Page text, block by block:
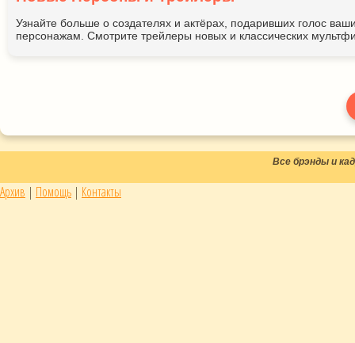
Узнайте больше о создателях и актёрах, подаривших голос
персонажам. Смотрите трейлеры новых и классических
Все брэнды и
Архив | Помощь | Контакты